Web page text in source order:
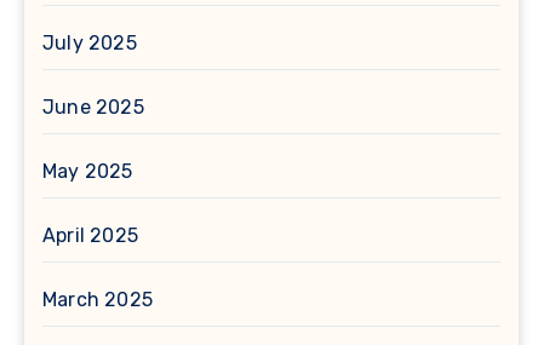
July 2025
June 2025
May 2025
April 2025
March 2025